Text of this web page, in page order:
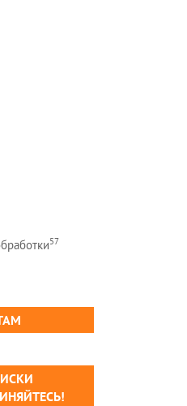
57